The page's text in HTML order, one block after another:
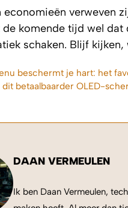
economieën verweven
komende tijd wel dat
schaken. Blijf
beschermt je hart: het
dit betaalbaarder OLED-
DAAN VERMEULEN
Ik ben Daan Vermeulen,